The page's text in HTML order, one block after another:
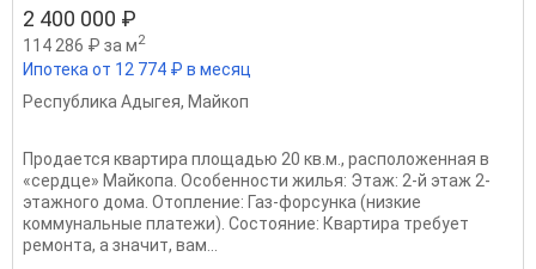
2 400 000 ₽
114 286 ₽ за м2
Ипотека от 12 774 ₽ в месяц
Республика Адыгея, Майкоп
Продается квартира площадью 20 кв.м., расположенная в
«сердце» Майкопа. Особенности жилья: Этаж: 2-й этаж 2-
этажного дома. Отопление: Газ-форсунка (низкие
коммунальные платежи). Состояние: Квартира требует
ремонта, а значит, вам...